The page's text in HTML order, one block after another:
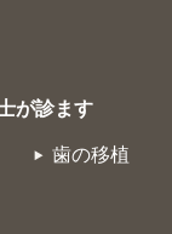
が診ます
歯の移植